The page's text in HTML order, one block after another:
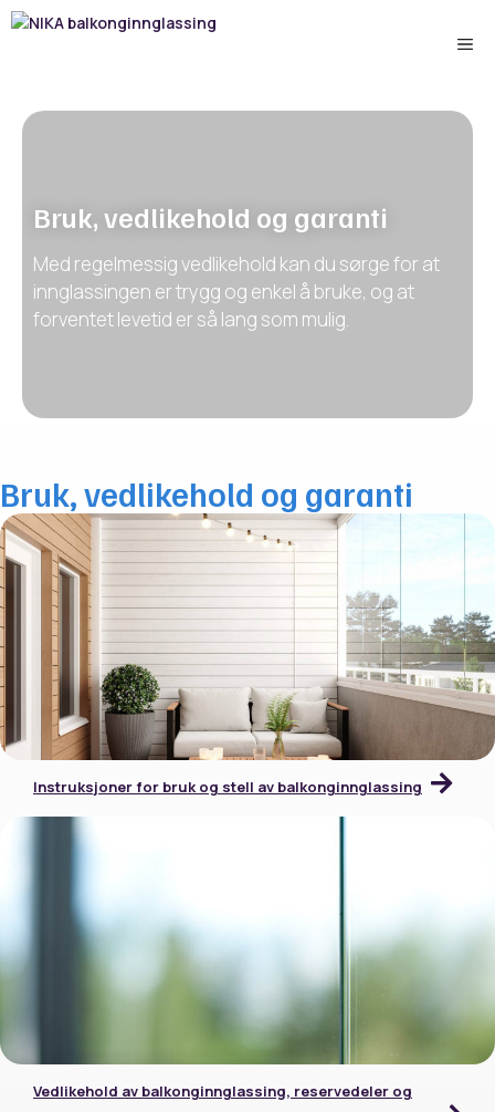
Hopp
Bruk, vedlikehold og garanti
Med regelmessig vedlikehold kan du sørge for at
innglassingen er trygg og enkel å bruke, og at
forventet levetid er så lang som mulig.
Bruk, vedlikehold og garanti
Instruksjoner for bruk og stell av balkonginnglassing
Vedlikehold av balkonginnglassing, reservedeler og